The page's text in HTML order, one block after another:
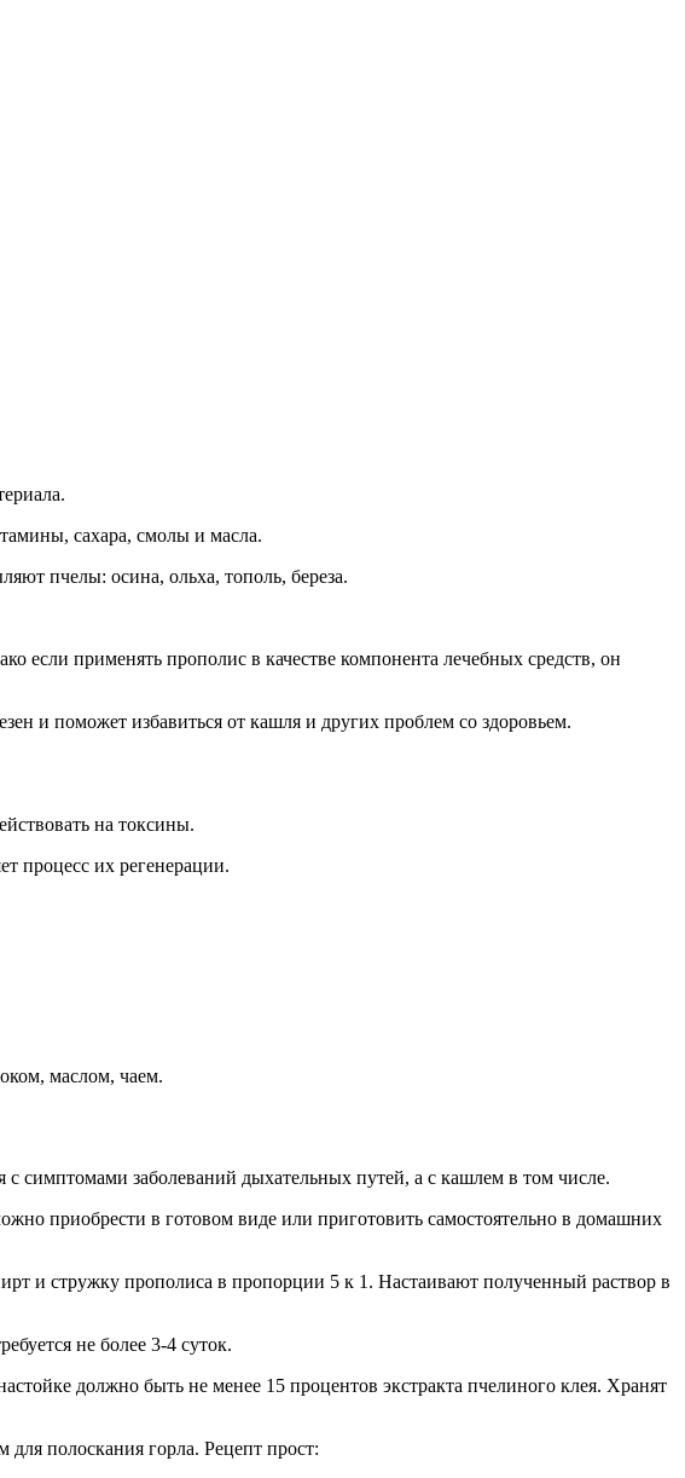
сахара, смолы и масла.
пчелы: осина, ольха, тополь, береза.
если применять прополис в качестве компонента лечебных средств, он
и поможет избавиться от кашля и других проблем со здоровьем.
на токсины.
процесс их регенерации.
маслом, чаем.
симптомами заболеваний дыхательных путей, а с кашлем в том числе.
приобрести в готовом виде или приготовить самостоятельно в домашних
и стружку прополиса в пропорции 5 к 1. Настаивают полученный раствор в
не более 3-4 суток.
должно быть не менее 15 процентов экстракта пчелиного клея. Хранят
полоскания горла. Рецепт прост: